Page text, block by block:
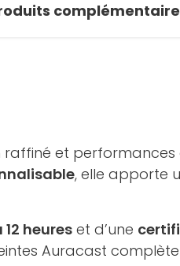
raffiné et
, elle apporte
heures et d’une
Auracast